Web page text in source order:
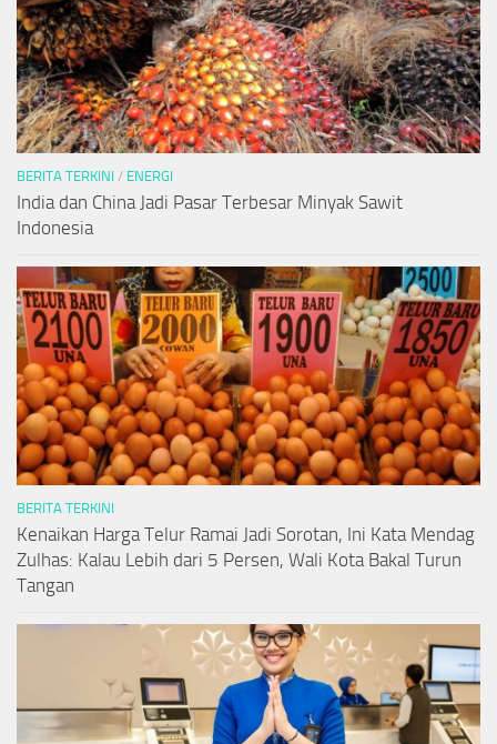
BERITA TERKINI / ENERGI
India dan China Jadi Pasar Terbesar Minyak Sawit
Indonesia
BERITA TERKINI
Kenaikan Harga Telur Ramai Jadi Sorotan, Ini Kata Mendag
Zulhas: Kalau Lebih dari 5 Persen, Wali Kota Bakal Turun
Tangan